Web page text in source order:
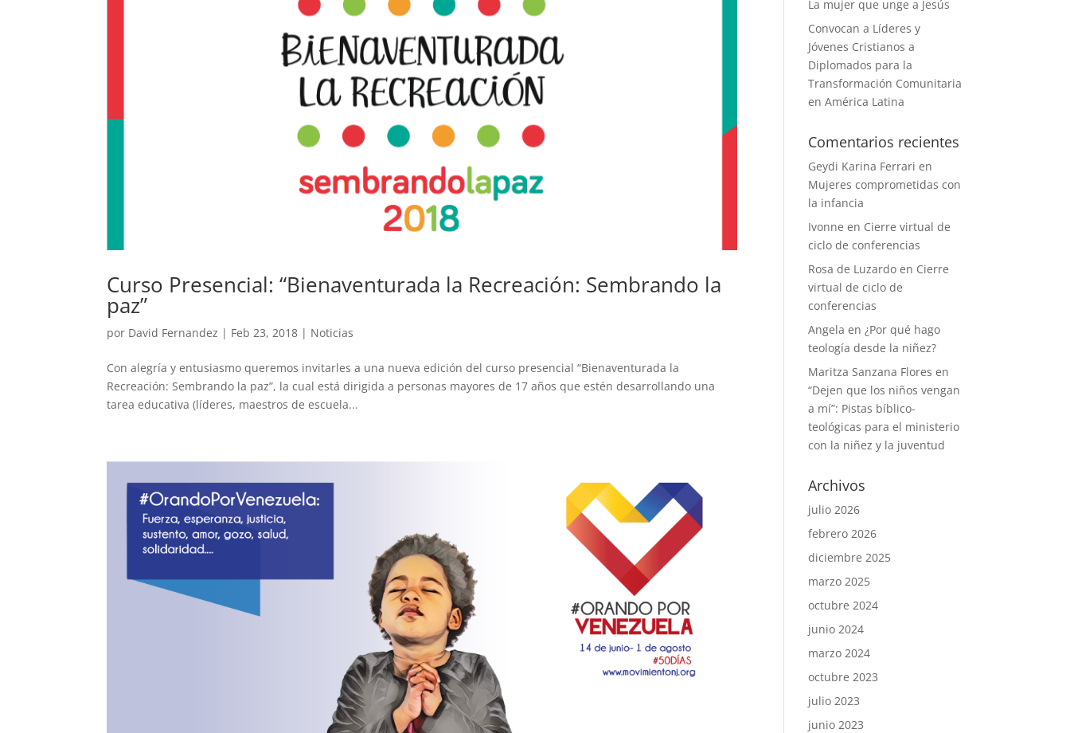
Curso Presencial: “Bienaventurada la Recreación: Sembrando la
paz”
por David Fernandez | Feb 23, 2018 | Noticias
Con alegría y entusiasmo queremos invitarles a una nueva edición del curso presencial “Bienaventurada la
Recreación: Sembrando la paz”, la cual está dirigida a personas mayores de 17 años que estén desarrollando una
tarea educativa (líderes, maestros de escuela...
La mujer que unge a Jesús
Convocan a Líderes y
Jóvenes Cristianos a
Diplomados para la
Transformación Comunitaria
en América Latina
Comentarios recientes
Geydi Karina Ferrari en
Mujeres comprometidas con
la infancia
Ivonne en Cierre virtual de
ciclo de conferencias
Rosa de Luzardo en Cierre
virtual de ciclo de
conferencias
Angela en¿Por qué hago
teología desde la niñez?
Maritza Sanzana Flores en
“Dejen que los niños vengan
a mí”: Pistas bíblico-
teológicas para el ministerio
con la niñez y la juventud
Archivos
julio 2026
febrero 2026
diciembre 2025
marzo 2025
octubre 2024
junio 2024
marzo 2024
octubre 2023
julio 2023
junio 2023